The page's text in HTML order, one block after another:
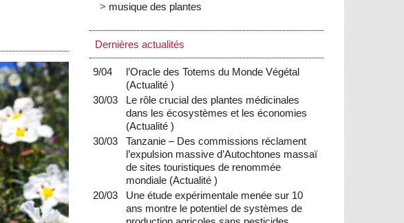
musique des plantes
Dernières actualités
9/04
l’Oracle des Totems du Monde Végétal
(Actualité)
30/03
Le rôle crucial des plantes médicinales
dans les écosystèmes et les économies
(Actualité)
30/03
Tanzanie – Des commissions réclament
l’expulsion massive d’Autochtones massaï
de sites touristiques de renommée
mondiale (Actualité)
20/03
Une étude expérimentale menée sur 10
ans montre le potentiel de systèmes de